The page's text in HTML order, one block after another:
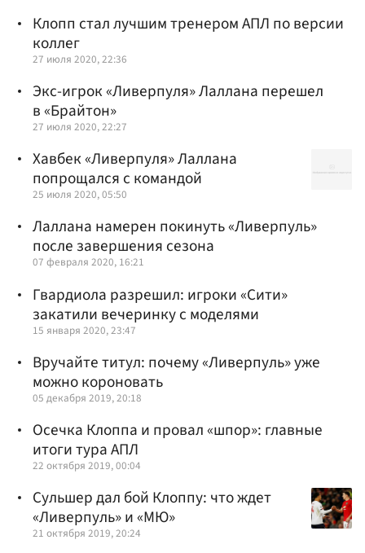
Клопп стал лучшим тренером АПЛ по версии
коллег
27 июля 2020, 22:36
Экс-игрок «Ливерпуля» Лаллана перешел
в «Брайтон»
27 июля 2020, 22:27
Хавбек «Ливерпуля» Лаллана
попрощался с командой
25 июля 2020, 05:50
Лаллана намерен покинуть «Ливерпуль»
после завершения сезона
07 февраля 2020, 16:21
Гвардиола разрешил: игроки «Сити»
закатили вечеринку с моделями
15 января 2020, 23:47
Вручайте титул: почему «Ливерпуль» уже
можно короновать
05 декабря 2019, 20:18
Осечка Клоппа и провал «шпор»: главные
итоги тура АПЛ
22 октября 2019, 00:04
Сульшер дал бой Клоппу: что ждет
«Ливерпуль» и «МЮ»
21 октября 2019, 20:24